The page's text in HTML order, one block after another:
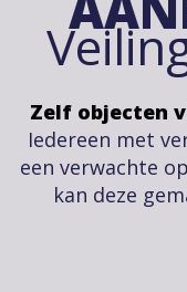
Zelf objecten
Iedereen met
een verwachte
kan deze